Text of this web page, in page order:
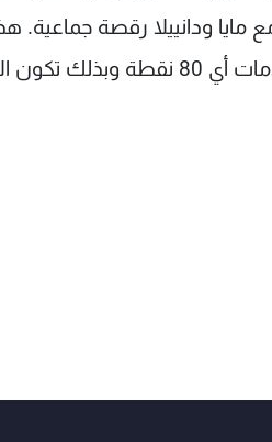
مايا ودانييلا رقصة
في هذه الحلقة النهائية أعلى